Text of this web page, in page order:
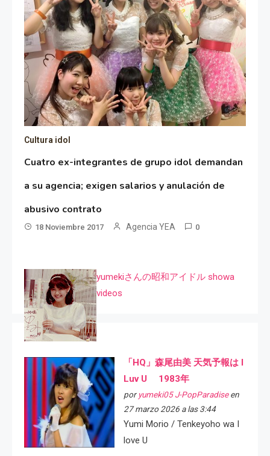
Cultura idol
Cuatro ex-integrantes de grupo idol demandan
a su agencia; exigen salarios y anulación de
abusivo contrato
18 Noviembre 2017 Agencia YEA 0
yumekiさんの昭和アイドル showa
videos
「HQ」森尾由美 天気予報は I
Luv U 1983年
por yumeki05 J-PopParadiseen
27 marzo 2026 a las 3:44
Yumi Morio / Tenkeyoho wa I
love U